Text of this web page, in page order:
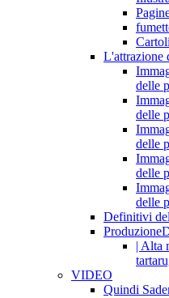
L'attrazione
delle
delle
delle
delle
delle
Definitivi
Produzione
| Alta
VIDEO
Quindi Sade